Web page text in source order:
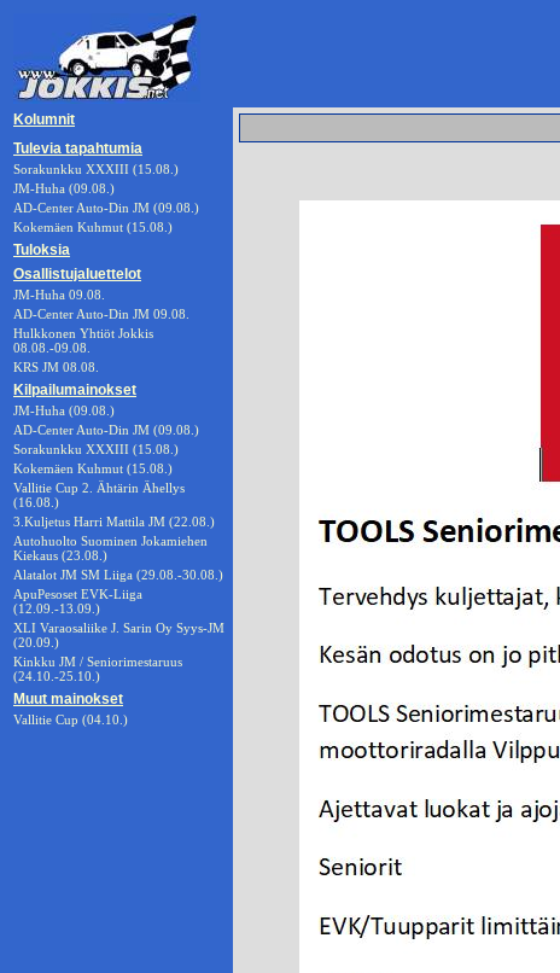
Kolumnit
Tulevia tapahtumia
Sorakunkku XXXIII (15.08.)
JM-Huha (09.08.)
AD-Center Auto-Din JM (09.08.)
Kokemäen Kuhmut (15.08.)
Tuloksia
Osallistujaluettelot
JM-Huha 09.08.
AD-Center Auto-Din JM 09.08.
Hulkkonen Yhtiöt Jokkis
08.08.-09.08.
KRS JM 08.08.
Kilpailumainokset
JM-Huha (09.08.)
AD-Center Auto-Din JM (09.08.)
Sorakunkku XXXIII (15.08.)
Kokemäen Kuhmut (15.08.)
Vallitie Cup 2. Ähtärin Ähellys
(16.08.)
3.Kuljetus Harri Mattila JM (22.08.)
Autohuolto Suominen Jokamiehen
Kiekaus (23.08.)
Alatalot JM SM Liiga (29.08.-30.08.)
ApuPesoset EVK-Liiga
(12.09.-13.09.)
XLI Varaosaliike J. Sarin Oy Syys-JM
(20.09.)
Kinkku JM / Seniorimestaruus
(24.10.-25.10.)
Muut mainokset
Vallitie Cup (04.10.)